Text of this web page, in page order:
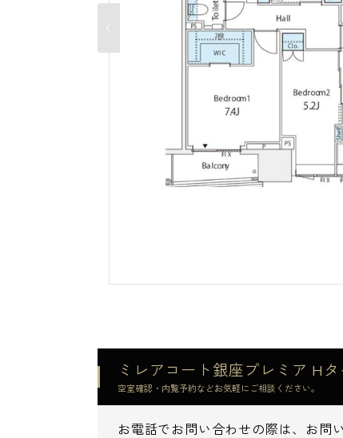
ミレアコート銀座プレミア H
空室確認・内覧予約などお気軽にご相談ください。
お電話でお問い合わせの際は、お問